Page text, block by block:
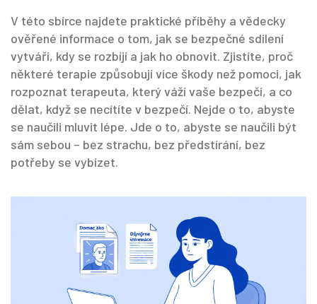
V této sbírce najdete praktické příběhy a vědecky
ověřené informace o tom, jak se bezpečné sdílení
vytváří, kdy se rozbíjí a jak ho obnovit. Zjistíte, proč
některé terapie způsobují více škody než pomoci, jak
rozpoznat terapeuta, který váží vaše bezpečí, a co
dělat, když se necítíte v bezpečí. Nejde o to, abyste
se naučili mluvit lépe. Jde o to, abyste se naučili být
sám sebou – bez strachu, bez předstírání, bez
potřeby se vybízet.